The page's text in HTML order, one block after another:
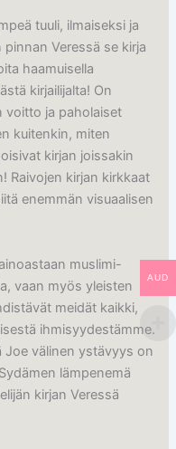
tuuli, ilmaiseksi ja
Veressä se kirja
haamuisella
kirjailijalta! On
voitto ja paholaiset
kuitenkin, miten
kirjan joissakin
Raivojen kirjan kirkkaat
enemmän visuaalisen
muslimi-
vaan myös yleisten
meidät kaikki,
ihmisyydestämme.
Joe välinen ystävyys on
lämpenemä
kirjan Veressä
AUD